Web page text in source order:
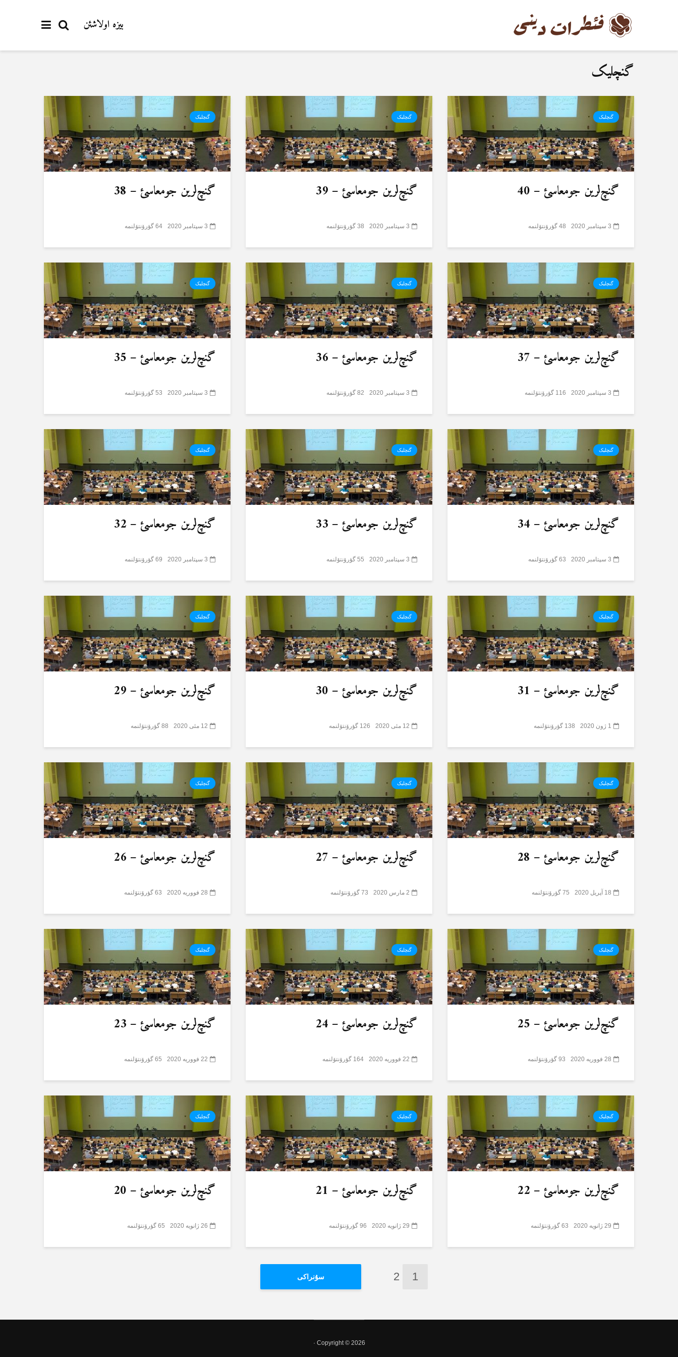
بیزە اولاشئن
گنچلیک
گنچلیک
گنچ‌لرین جومعاسئ – 40
3 سپتامبر 2020 48 گؤرۆنتۆلنمە
گنچلیک
گنچ‌لرین جومعاسئ – 39
3 سپتامبر 2020 38 گؤرۆنتۆلنمە
گنچلیک
گنچ‌لرین جومعاسئ – 38
3 سپتامبر 2020 64 گؤرۆنتۆلنمە
گنچلیک
گنچ‌لرین جومعاسئ – 37
3 سپتامبر 2020 116 گؤرۆنتۆلنمە
گنچلیک
گنچ‌لرین جومعاسئ – 36
3 سپتامبر 2020 82 گؤرۆنتۆلنمە
گنچلیک
گنچ‌لرین جومعاسئ – 35
3 سپتامبر 2020 53 گؤرۆنتۆلنمە
گنچلیک
گنچ‌لرین جومعاسئ – 34
3 سپتامبر 2020 63 گؤرۆنتۆلنمە
گنچلیک
گنچ‌لرین جومعاسئ – 33
3 سپتامبر 2020 55 گؤرۆنتۆلنمە
گنچلیک
گنچ‌لرین جومعاسئ – 32
3 سپتامبر 2020 69 گؤرۆنتۆلنمە
گنچلیک
گنچ‌لرین جومعاسئ – 31
1 ژون 2020 138 گؤرۆنتۆلنمە
گنچلیک
گنچ‌لرین جومعاسئ – 30
12 مئی 2020 126 گؤرۆنتۆلنمە
گنچلیک
گنچ‌لرین جومعاسئ – 29
12 مئی 2020 88 گؤرۆنتۆلنمە
گنچلیک
گنچ‌لرین جومعاسئ – 28
18 آپریل 2020 75 گؤرۆنتۆلنمە
گنچلیک
گنچ‌لرین جومعاسئ – 27
2 مارس 2020 73 گؤرۆنتۆلنمە
گنچلیک
گنچ‌لرین جومعاسئ – 26
28 فووریه 2020 63 گؤرۆنتۆلنمە
گنچلیک
گنچ‌لرین جومعاسئ – 25
28 فووریه 2020 93 گؤرۆنتۆلنمە
گنچلیک
گنچ‌لرین جومعاسئ – 24
22 فووریه 2020 164 گؤرۆنتۆلنمە
گنچلیک
گنچ‌لرین جومعاسئ – 23
22 فووریه 2020 65 گؤرۆنتۆلنمە
گنچلیک
گنچ‌لرین جومعاسئ – 22
29 ژانویه 2020 63 گؤرۆنتۆلنمە
گنچلیک
گنچ‌لرین جومعاسئ – 21
29 ژانویه 2020 96 گؤرۆنتۆلنمە
گنچلیک
گنچ‌لرین جومعاسئ – 20
26 ژانویه 2020 65 گؤرۆنتۆلنمە
1
2 سۇنراکی
Copyright © 2026 ·